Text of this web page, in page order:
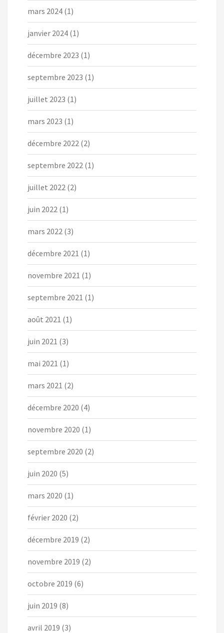
mars 2024 (1)
janvier 2024 (1)
décembre 2023 (1)
septembre 2023 (1)
juillet 2023 (1)
mars 2023 (1)
décembre 2022 (2)
septembre 2022 (1)
juillet 2022 (2)
juin 2022 (1)
mars 2022 (3)
décembre 2021 (1)
novembre 2021 (1)
septembre 2021 (1)
août 2021 (1)
juin 2021 (3)
mai 2021 (1)
mars 2021 (2)
décembre 2020 (4)
novembre 2020 (1)
septembre 2020 (2)
juin 2020 (5)
mars 2020 (1)
février 2020 (2)
décembre 2019 (2)
novembre 2019 (2)
octobre 2019 (6)
juin 2019 (8)
avril 2019 (3)